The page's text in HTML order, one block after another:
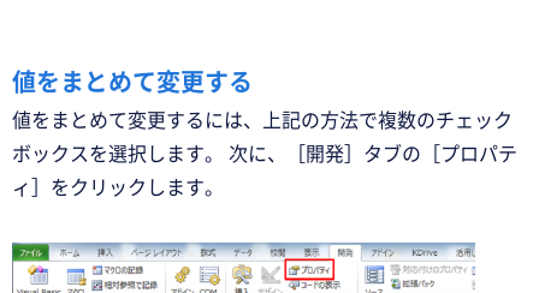
値をまとめて変更する
値をまとめて変更するには、上記の方法で複数のチェック
ボックスを選択します。 次に、［開発］タブの［プロパテ
ィ］をクリックします。